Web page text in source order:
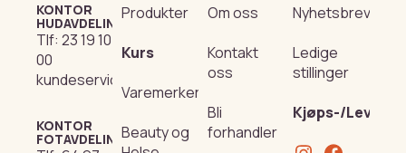
KONTOR
HUDAVDELING
Tlf: 23 19 10
00
kundeservice@beautyproducts.no
KONTOR
FOTAVDELING
Produkter
Kurs
Varemerker
Beauty og
Om oss
Kontakt
oss
Bli
forhandler
Nyhetsbrev
Ledige
stillinger
Kjøps-/